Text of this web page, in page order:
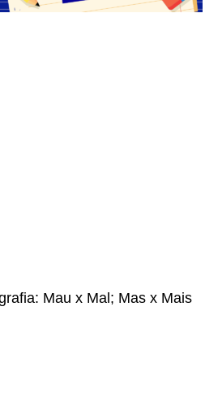
Mau x Mal; Mas x Mais